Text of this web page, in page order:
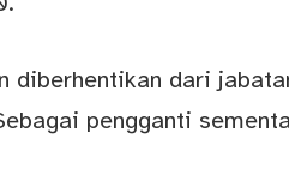
diberhentikan dari
pengganti